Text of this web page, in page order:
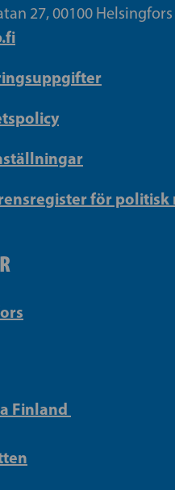
27, 00100 Helsingfors
för politisk
Finland